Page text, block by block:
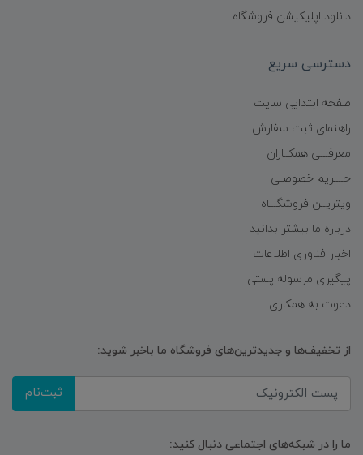
دانلود اپلیکیشن فروشگاه
دسترسی سریع
صفحه ابتدایی سایت
راهنمای ثبت سفارش
معرفـــی همکــاران
حــــریم خصوصـی
ویتریــن فروشگـــاه
درباره ما بیشتر بدانید
اخبار فناوری اطلاعات
پیگیری مرسوله پستی
دعوت به همکاری
از تخفیف‌ها و جدیدترین‌های فروشگاه ما باخبر شوید:
ثبت‌نام
ما را در شبکه‌های اجتماعی دنبال کنید: